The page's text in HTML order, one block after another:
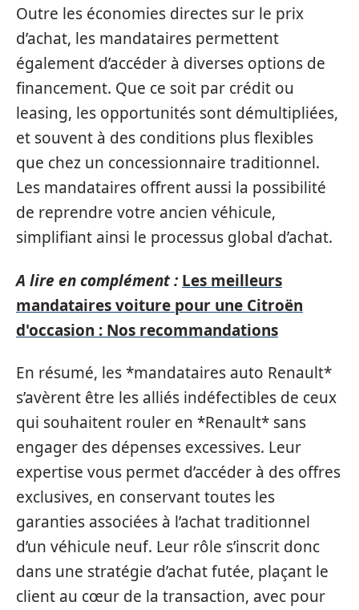
Outre les économies directes sur le prix
d’achat, les mandataires permettent
également d’accéder à diverses options de
financement. Que ce soit par crédit ou
leasing, les opportunités sont démultipliées,
et souvent à des conditions plus flexibles
que chez un concessionnaire traditionnel.
Les mandataires offrent aussi la possibilité
de reprendre votre ancien véhicule,
simplifiant ainsi le processus global d’achat.
A lire en complément : Les meilleurs
mandataires voiture pour une Citroën
d'occasion : Nos recommandations
En résumé, les *mandataires auto Renault*
s’avèrent être les alliés indéfectibles de ceux
qui souhaitent rouler en *Renault* sans
engager des dépenses excessives. Leur
expertise vous permet d’accéder à des offres
exclusives, en conservant toutes les
garanties associées à l’achat traditionnel
d’un véhicule neuf. Leur rôle s’inscrit donc
dans une stratégie d’achat futée, plaçant le
client au cœur de la transaction, avec pour